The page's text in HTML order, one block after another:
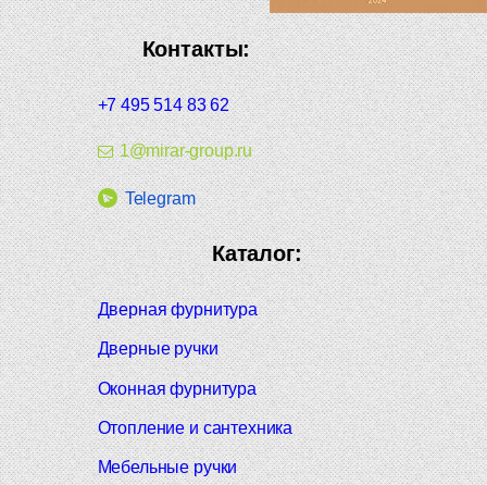
Контакты:
+7 495 514 83 62
1@mirar-group.ru
Telegram
Каталог:
Дверная фурнитура
Дверные ручки
Оконная фурнитура
Отопление и сантехника
Мебельные ручки